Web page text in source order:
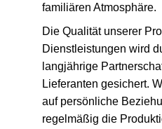
familiären Atmosphäre.
Die Qualität unserer
Dienstleistungen wird
langjährige
Lieferanten gesichert.
auf persönliche
regelmäßig die